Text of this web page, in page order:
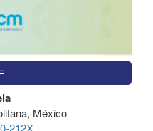
México